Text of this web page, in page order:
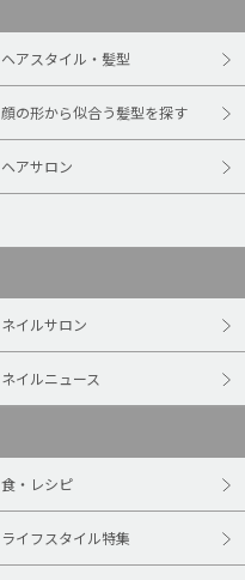
ヘアスタイル・髪型
顔の形から似合う髪型を探す
ヘアサロン
ネイルサロン
ネイルニュース
食・レシピ
ライフスタイル特集